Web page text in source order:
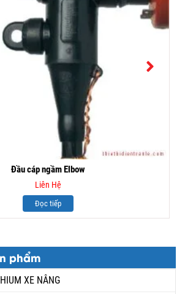
phẩm
XE NÂNG
Đầu cáp ngầm Elbow
Liên Hệ
Đọc tiếp